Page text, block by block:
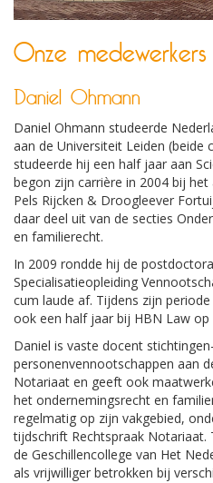
Onze medewerkers
Daniel Ohmann
Daniel Ohmann studeerde
aan de Universiteit Leiden (beide
studeerde hij een half jaar aan
begon zijn carrière in 2004 bij
Pels Rijcken & Droogleever
daar deel uit van de secties
en familierecht.
In 2009 rondde hij de
Specialisatieopleiding
cum laude af. Tijdens zijn
ook een half jaar bij HBN Law op
Daniel is vaste docent
personenvennootschappen aan
Notariaat en geeft ook
het ondernemingsrecht en
regelmatig op zijn vakgebied,
tijdschrift Rechtspraak Notariaat.
de Geschillencollege van Het
als vrijwilliger betrokken bij